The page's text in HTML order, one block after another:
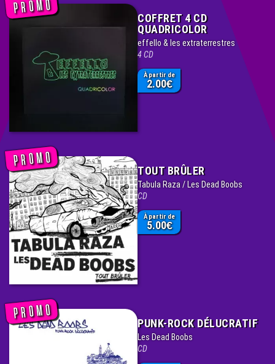
COFFRET 4 CD
QUADRICOLOR
effello & les extraterrestres
4 CD
À partir de
2.00€
TOUT BRÛLER
Tabula Raza / Les Dead Boobs
CD
À partir de
5.00€
PUNK-ROCK DÉLUCRATIF
Les Dead Boobs
CD